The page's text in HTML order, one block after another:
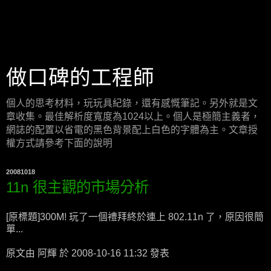
做口碑的工程師
個人的思考材料，玩玩具紀錄，還有感慨筆記。另外就是文
章收集。最佳解析度寬度為1024以上。個人是極簡主義者，
網誌的配置以省電的黑色背景配上白色的字體為主。文章授
權方式請參考下面的說明
20081018
11n 很主觀的市場分析
[原標題]300M! 玩了一個禮拜終於連上 802.11n 了，原因很簡
單...
原文由 阿輝 於 2008-10-16 11:32 發表